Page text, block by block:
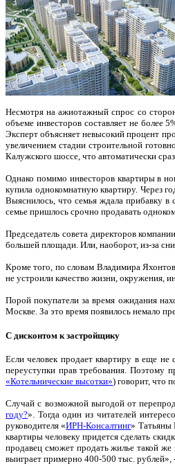
Несмотря на ажиотажный спрос со
объеме инвесторов составляет не
Эксперт объясняет невысокий процент
увеличением стадии строительной
Калужского шоссе, что автоматически
Однако помимо инвесторов квартиры в
купила однокомнатную квартиру. Через
Выяснилось, что семья ждала прибавку
семье пришлось срочно продавать
Председатель совета директоров
большей площади. Или, наоборот, из-за
Кроме того, по словам Владимира
не устроили качество жизни, окружения,
Порой покупатели за время ожидания
Москве. За это время появилось немало
С дисконтом к застройщику
Если человек продает квартиру в еще
переуступки прав требования. Поэтому
«Котельнические высотки») говорит, что
Случай с возможной выгодой от
году?». Тогда один из читателей
руководителя «ИРН-Консалтинг» Татьяны
квартиры человеку придется сделать
продавец сможет продать жилье такой
выиграет примерно 400-500 тыс. рублей»,